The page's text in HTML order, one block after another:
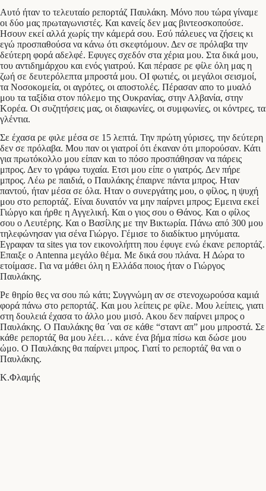
Αυτό ήταν το τελευταίο ρεπορτάζ Παυλάκη. Μόνο που τώρα γίναμε
οι δύο μας πρωταγωνιστές. Και κανείς δεν μας βιντεοσκοπούσε.
Ησουν εκεί αλλά χωρίς την κάμερά σου. Εσύ πάλευες να ζήσεις κι
εγώ προσπαθούσα να κάνω ότι σκεφτόμουν. Δεν σε πρόλαβα την
δεύτερη φορά αδελφέ. Εφυγες σχεδόν στα χέρια μου. Στα δικά μου,
του αντιδημάρχου και ενός γιατρού. Και πέρασε ρε φίλε όλη μας η
ζωή σε δευτερόλεπτα μπροστά μου. ΟΙ φωτιές, οι μεγάλοι σεισμοί,
τα Νοσοκομεία, οι αγρότες, οι αποστολές. Πέρασαν απο το μυαλό
μου τα ταξίδια στον πόλεμο της Ουκρανίας, στην Αλβανία, στην
Κορέα. Οι συζητήσεις μας, οι διαφωνίες, οι συμφωνίες, οι κόντρες, τα
γλέντια.
Σε έχασα ρε φιλε μέσα σε 15 λεπτά. Την πρώτη γύρισες, την δεύτερη
δεν σε πρόλαβα. Μου παν οι γιατροί ότι έκαναν ότι μπορούσαν. Κάτι
για πρωτόκολλο μου είπαν και το πόσο προσπάθησαν να πάρεις
μπρος. Δεν το γράφω τυχαία. Ετσι μου είπε ο γιατρός. Δεν πήρε
μπρος. Λέω ρε παιδιά, ο Παυλάκης έπαιρνε πάντα μπρος. Ηταν
παντού, ήταν μέσα σε όλα. Ηταν ο συνεργάτης μου, ο φίλος, η ψυχή
μου στο ρεπορτάζ. Είναι δυνατόν να μην παίρνει μπρος; Εμεινα εκεί
Γιώργο και ήρθε η Αγγελική. Και ο γιος σου ο Θάνος. Και ο φίλος
σου ο Λευτέρης. Και ο Βασίλης με την Βικτωρία. Πάνω από 300 μου
τηλεφώνησαν για σένα Γιώργο. Γέμισε το διαδίκτυο μηνύματα.
Εγραφαν τα sites για τον εικονολήπτη που έφυγε ενώ έκανε ρεπορτάζ.
Επαιξε ο Antenna μεγάλο θέμα. Με δικά σου πλάνα. Η Δώρα το
ετοίμασε. Για να μάθει όλη η Ελλάδα ποιος ήταν ο Γιώργος
Παυλάκης.
Ρε θηρίο θες να σου πώ κάτι; Συγγνώμη αν σε στενοχωρούσα καμιά
φορά πάνω στο ρεπορτάζ. Και μου λείπεις ρε φίλε. Μου λείπεις, γιατι
στη δουλειά έχασα το άλλο μου μισό. Ακου δεν παίρνει μπρος ο
Παυλάκης. Ο Παυλάκης θα ΄ναι σε κάθε “σταντ απ” μου μπροστά. Σε
κάθε ρεπορτάζ θα μου λέει… κάνε ένα βήμα πίσω και δώσε μου
ώμο. Ο Παυλάκης θα παίρνει μπρος. Γιατί το ρεπορτάζ θα ναι ο
Παυλάκης.
Κ.Φλαμής